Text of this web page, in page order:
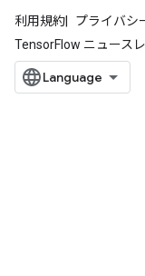
利用規約 プライバシ
TensorFlow ニュース